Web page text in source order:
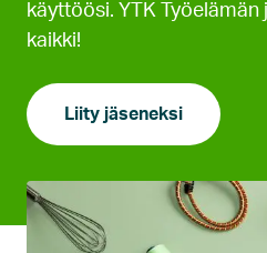
käyttöösi. YTK Työelämän
kaikki!
Liity jäseneksi